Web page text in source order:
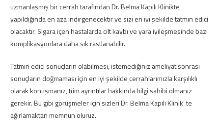
uzmanlaşmış bir cerrah tarafından Dr. Belma Kapılı Klinikte
yapıldığında en aza indirgenecektir ve sizi en iyi şekilde tatmin edici
olacaktır. Sigara içen hastalarda cilt kaybı ve yara iyileşmesinde bazı
komplikasyonlara daha sık rastlanabilir.
Tatmin edici sonuçların olabilmesi, istemediğiniz ameliyat sonrası
sonuçların doğmaması için en iyi şekilde cerrahlarımızla karşılıklı
olarak konuşmanız, tüm ayrıntılar hakkında bilgi sahibi olmanız
gerekir. Bu gibi görüşmeler için sizleri Dr. Belma Kapılı Klinik’ te
ağırlamaktan memnun oluruz.